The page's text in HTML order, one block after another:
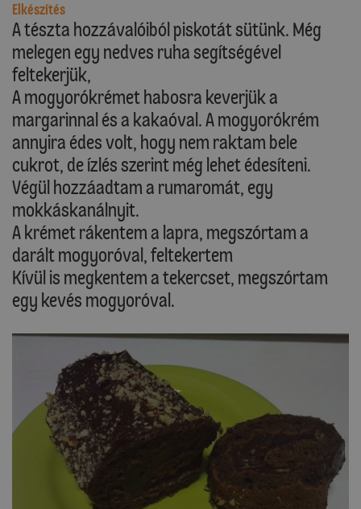
Elkészítés
A tészta hozzávalóiból piskotát sütünk. Még
melegen egy nedves ruha segítségével
feltekerjük,
A mogyorókrémet habosra keverjük a
margarinnal és a kakaóval. A mogyorókrém
annyira édes volt, hogy nem raktam bele
cukrot, de ízlés szerint még lehet édesíteni.
Végül hozzáadtam a rumaromát, egy
mokkáskanálnyit.
A krémet rákentem a lapra, megszórtam a
darált mogyoróval, feltekertem
Kívül is megkentem a tekercset, megszórtam
egy kevés mogyoróval.